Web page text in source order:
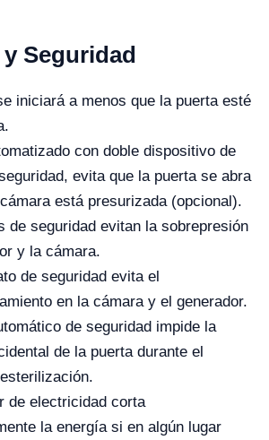
Seguridad
iniciará a menos que la puerta esté
con doble dispositivo de
evita que la puerta se abra
está presurizada (opcional).
de seguridad evitan la sobrepresión
y la cámara.
de seguridad evita el
en la cámara y el generador.
de seguridad impide la
de la puerta durante el
de electricidad corta
la energía si en algún lugar